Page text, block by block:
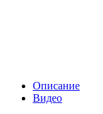
Описание
Видео